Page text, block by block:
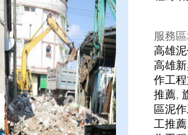
服務
高雄
高雄
作工
推薦,
區泥
工推薦